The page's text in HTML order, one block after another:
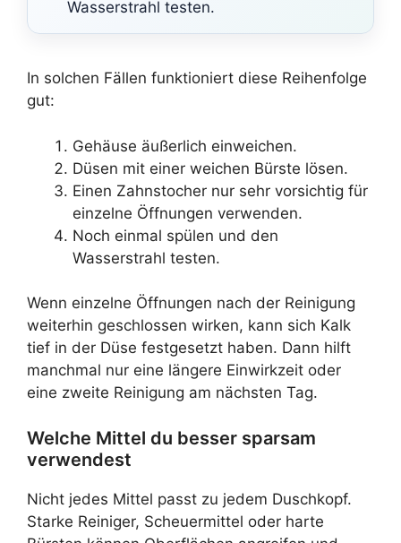
Wasserstrahl testen.
In solchen Fällen funktioniert diese Reihenfolge
gut:
Gehäuse äußerlich einweichen.
Düsen mit einer weichen Bürste lösen.
Einen Zahnstocher nur sehr vorsichtig für
einzelne Öffnungen verwenden.
Noch einmal spülen und den
Wasserstrahl testen.
Wenn einzelne Öffnungen nach der Reinigung
weiterhin geschlossen wirken, kann sich Kalk
tief in der Düse festgesetzt haben. Dann hilft
manchmal nur eine längere Einwirkzeit oder
eine zweite Reinigung am nächsten Tag.
Welche Mittel du besser sparsam
verwendest
Nicht jedes Mittel passt zu jedem Duschkopf.
Starke Reiniger, Scheuermittel oder harte